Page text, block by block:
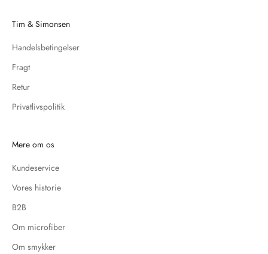
Tim & Simonsen
Handelsbetingelser
Fragt
Retur
Privatlivspolitik
Mere om os
Kundeservice
Vores historie
B2B
Om microfiber
Om smykker